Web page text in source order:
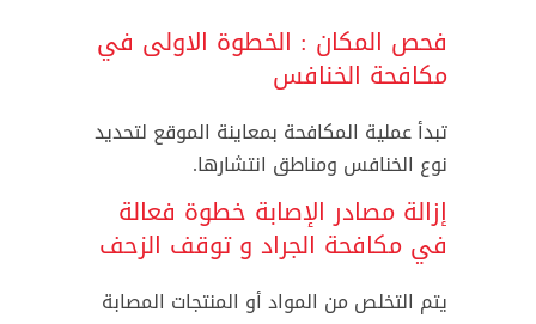
فحص المكان : الخطوة الاولى في
مكافحة الخنافس
تبدأ عملية المكافحة بمعاينة الموقع لتحديد
نوع الخنافس ومناطق انتشارها.
إزالة مصادر الإصابة خطوة فعالة
في مكافحة الجراد و توقف الزحف
يتم التخلص من المواد أو المنتجات المصابة